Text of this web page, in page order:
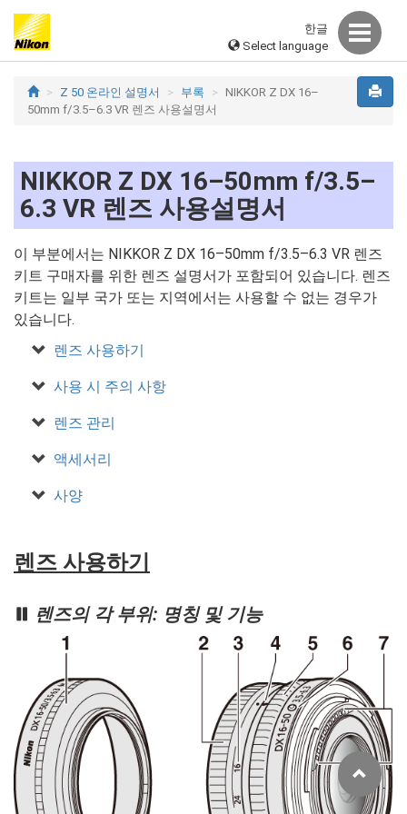
한글
Select language
Z 50 온라인 설명서 부록
NIKKOR Z DX 16–
50mm f/3.5–6.3 VR 렌즈 사용설명서
NIKKOR Z DX 16–50mm f/3.5–
6.3 VR 렌즈 사용설명서
이 부분에서는 NIKKOR Z DX 16–50mm f/3.5–6.3 VR 렌즈
키트 구매자를 위한 렌즈 설명서가 포함되어 있습니다. 렌즈
키트는 일부 국가 또는 지역에서는 사용할 수 없는 경우가
있습니다.
렌즈 사용하기
사용 시 주의 사항
렌즈 관리
액세서리
사양
렌즈 사용하기
렌즈의 각 부위: 명칭 및 기능